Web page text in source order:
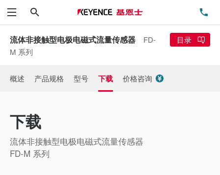
菜单
流体非接触型电极电磁式流量传感器
FD-
M 系列
目录
概述 产品规格 型号 下载 价格咨询
下载
流体非接触型电极电磁式流量传感器
FD-M 系列